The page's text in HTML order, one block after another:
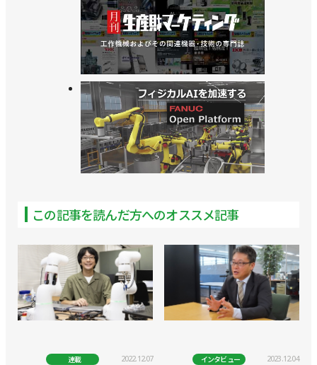
この記事を読んだ方へのオススメ記事
連載 2022.12.07 インタビュー 2023.12.04